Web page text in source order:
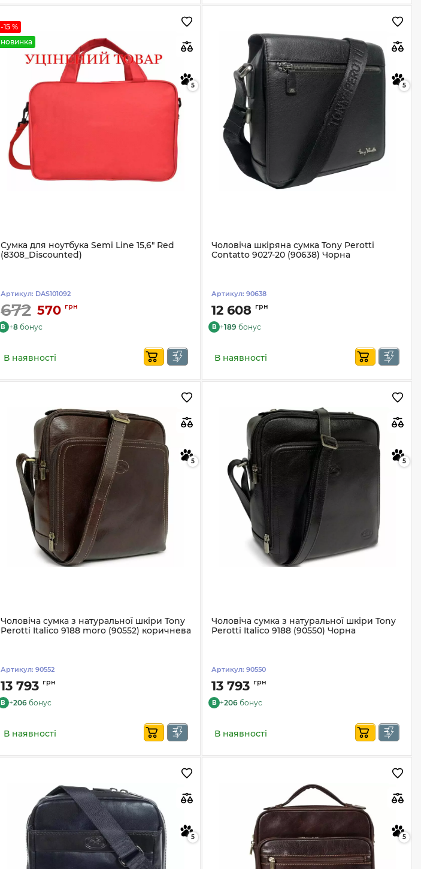
-15 %
новинка
5
Сумка для ноутбука Semi Line 15,6" Red
(8308_Discounted)
Артикул: DAS101092
672 570 грн
B +8бонус
В наявності
5
Чоловіча шкіряна сумка Tony Perotti
Contatto 9027-20 (90638) Чорна
Артикул:90638
12 608 грн
B +189 бонус
В наявності
5
Чоловіча сумка з натуральної шкіри Tony
Perotti Italico 9188 moro (90552) коричнева
Артикул: 90552
13 793 грн
B +206бонус
В наявності
5
Чоловіча сумка з натуральної шкіри Tony
Perotti Italico 9188 (90550) Чорна
Артикул:90550
13 793 грн
B +206 бонус
В наявності
5 5